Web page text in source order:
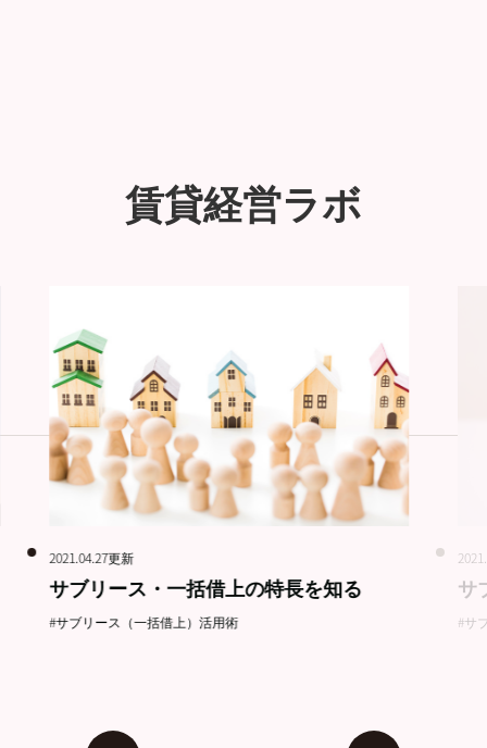
賃貸経営ラボ
2021.04.27更新
サブリース・一括借上の特長を知る
#サブリース（一括借上）活用術
サ
#サ